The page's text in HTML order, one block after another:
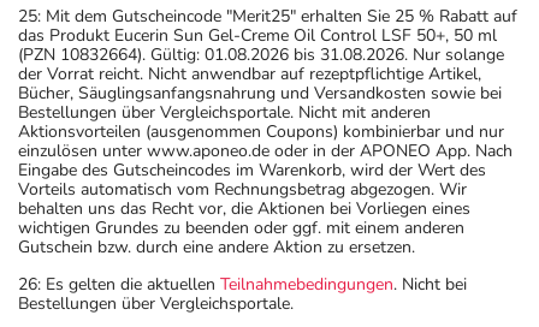
25: Mit dem Gutscheincode "Merit25" erhalten Sie 25 % Rabatt auf
das Produkt Eucerin Sun Gel-Creme Oil Control LSF 50+, 50 ml
(PZN 10832664). Gültig: 01.08.2026 bis 31.08.2026. Nur solange
der Vorrat reicht. Nicht anwendbar auf rezeptpflichtige Artikel,
Bücher, Säuglingsanfangsnahrung und Versandkosten sowie bei
Bestellungen über Vergleichsportale. Nicht mit anderen
Aktionsvorteilen (ausgenommen Coupons) kombinierbar und nur
einzulösen unter www.aponeo.de oder in der APONEO App. Nach
Eingabe des Gutscheincodes im Warenkorb, wird der Wert des
Vorteils automatisch vom Rechnungsbetrag abgezogen. Wir
behalten uns das Recht vor, die Aktionen bei Vorliegen eines
wichtigen Grundes zu beenden oder ggf. mit einem anderen
Gutschein bzw. durch eine andere Aktion zu ersetzen.
26: Es gelten die aktuellen Teilnahmebedingungen. Nicht bei
Bestellungen über Vergleichsportale.